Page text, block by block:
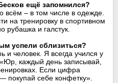
ещё запомнился?
всём – в том числе в одежде.
на тренировку в спортивном
рубашка и галстук.
успели сблизиться?
и человек. Я всегда учился у
каждый день записывай,
Если цифра
себе конфетку».